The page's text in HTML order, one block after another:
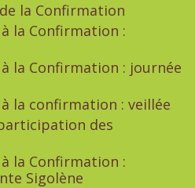
la Confirmation
la Confirmation :
la Confirmation : journée
la confirmation : veillée
des
la Confirmation :
Sigolène